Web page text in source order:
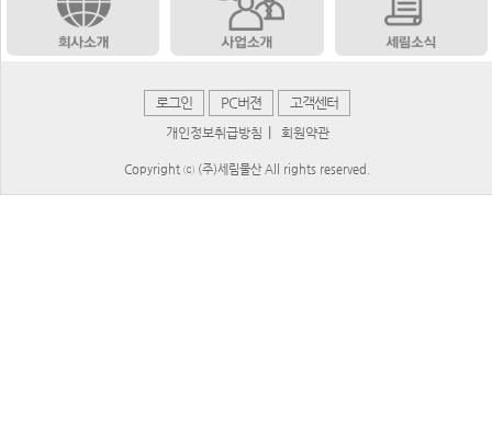
로그인 PC버젼 고객센터
개인정보취급방침 회원약관
Copyright ⓒ (주)세림물산 All rights reserved.